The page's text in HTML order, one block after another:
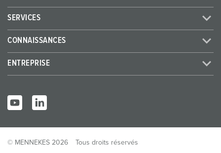
SERVICES
CONNAISSANCES
ENTREPRISE
© MENNEKES 2026 Tous droits réservés